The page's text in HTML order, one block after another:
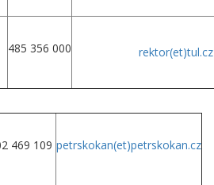
485 356 000 rektor(et)tul.cz
469 109 petrskokan(et)petrskokan.cz